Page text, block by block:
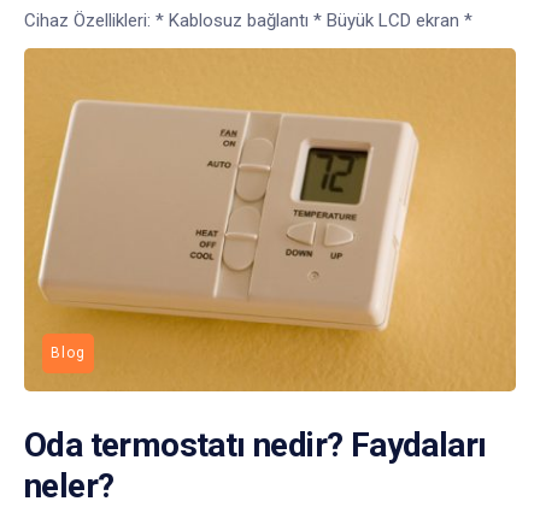
Cihaz Özellikleri: * Kablosuz bağlantı * Büyük LCD ekran *
Blog
Oda termostatı nedir? Faydaları
neler?